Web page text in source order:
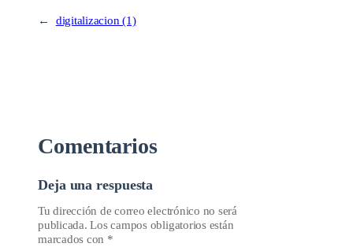
← digitalizacion (1)
Comentarios
Deja una respuesta
Tu dirección de correo electrónico no será
publicada. Los campos obligatorios están
marcados con *